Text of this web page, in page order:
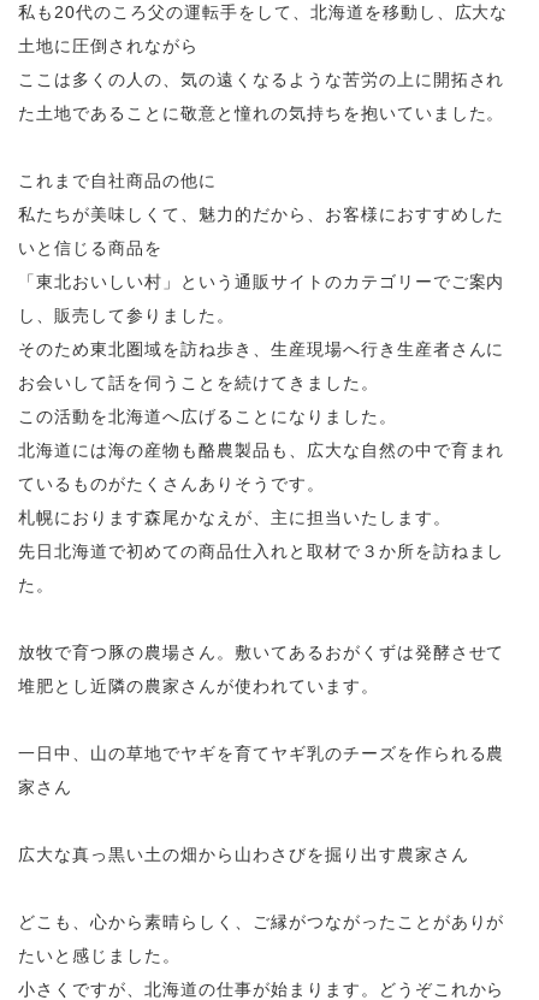
私も20代のころ父の運転手をして、北海道を移動し、広大な
土地に圧倒されながら
ここは多くの人の、気の遠くなるような苦労の上に開拓され
た土地であることに敬意と憧れの気持ちを抱いていました。
これまで自社商品の他に
私たちが美味しくて、魅力的だから、お客様におすすめした
いと信じる商品を
「東北おいしい村」という通販サイトのカテゴリーでご案内
し、販売して参りました。
そのため東北圏域を訪ね歩き、生産現場へ行き生産者さんに
お会いして話を伺うことを続けてきました。
この活動を北海道へ広げることになりました。
北海道には海の産物も酪農製品も、広大な自然の中で育まれ
ているものがたくさんありそうです。
札幌におります森尾かなえが、主に担当いたします。
先日北海道で初めての商品仕入れと取材で３か所を訪ねまし
た。
放牧で育つ豚の農場さん。敷いてあるおがくずは発酵させて
堆肥とし近隣の農家さんが使われています。
一日中、山の草地でヤギを育てヤギ乳のチーズを作られる農
家さん
広大な真っ黒い土の畑から山わさびを掘り出す農家さん
どこも、心から素晴らしく、ご縁がつながったことがありが
たいと感じました。
小さくですが、北海道の仕事が始まります。どうぞこれから